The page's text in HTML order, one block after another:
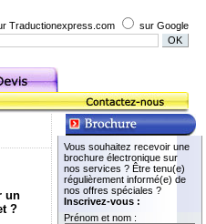
Traductionexpress.com sur Google
Vous souhaitez recevoir une
brochure électronique sur
nos services ? Être tenu(e)
régulièrement informé(e) de
nos offres spéciales ?
Inscrivez-vous :
Prénom et nom :
un
?